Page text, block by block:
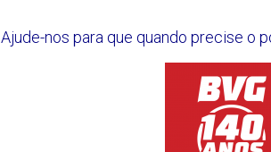
Ajude-nos para que quando precise o